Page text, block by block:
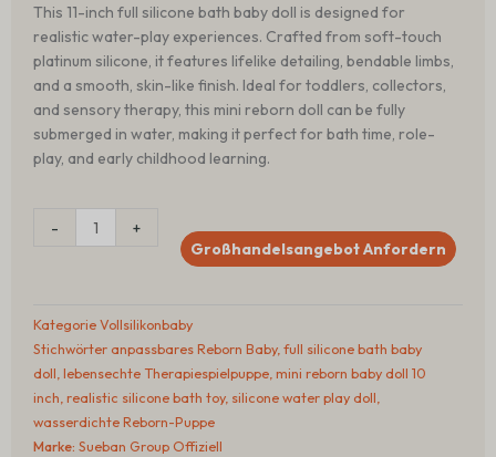
This 11-inch full silicone bath baby doll is designed for
realistic water-play experiences. Crafted from soft-touch
platinum silicone, it features lifelike detailing, bendable limbs,
and a smooth, skin-like finish. Ideal for toddlers, collectors,
and sensory therapy, this mini reborn doll can be fully
submerged in water, making it perfect for bath time, role-
play, and early childhood learning.
-
Bath
Baby
Doll
–
Realistic
Reborn
+
Großhandelsangebot Anfordern
KategorieVollsilikonbaby
Stichwörter anpassbares Reborn Baby,full silicone bath baby
doll,lebensechte Therapiespielpuppe,mini reborn baby doll 10
inch,realistic silicone bath toy, silicone water play doll,
wasserdichte Reborn-Puppe
Marke: Sueban Group Offiziell